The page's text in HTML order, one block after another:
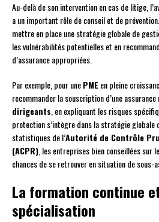
Au-delà de son intervention en cas de litige,
a un important rôle de conseil et de
mettre en place une stratégie globale de
les vulnérabilités potentielles et en
d’assurance appropriées.
Par exemple, pour unePME en pleine
recommander la souscription d’une assurance
dirigeants , en expliquant les risques
protection s’intègre dans la stratégie globale
statistiques de l’Autorité de Contrôle
(ACPR) , les entreprises bien conseillées
chances de se retrouver en situation de sous-
La formation continue
spécialisation